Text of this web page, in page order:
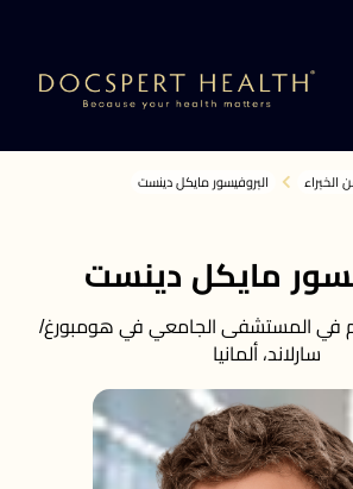
الخبراء البروفيسور مايكل دينست
مايكل دينست
في المستشفى الجامعي في هومبورغ/
سارلاند، ألمانيا